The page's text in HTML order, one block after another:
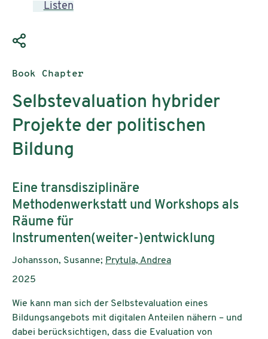
Listen
Publication type:
Book Chapter
Selbstevaluation hybrider
Projekte der politischen
Bildung
Subtitle:
Eine transdisziplinäre
Methodenwerkstatt und Workshops als
Räume für
Instrumenten(weiter-)entwicklung
Authors:
Johansson, Susanne; Prytula, Andrea
Publication year:
2025
Wie kann man sich der Selbstevaluation eines
Bildungsangebots mit digitalen Anteilen nähern – und
dabei berücksichtigen, dass die Evaluation von